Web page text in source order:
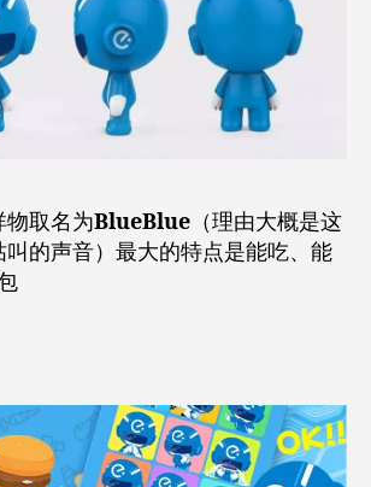
取名为BlueBlue （理由大概是这
叫的声音）最大的特点是能吃、能